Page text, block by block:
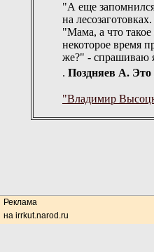
"А еще
на
"Мама, а что такое
некоторое время
же?" - спрашиваю
. Поздняев А. Это
"Владимир
Реклама
на irrkut.narod.ru